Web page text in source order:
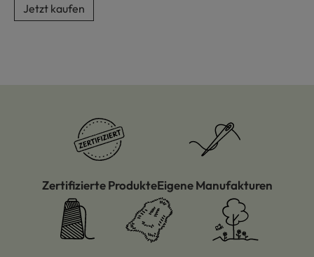
Jetzt kaufen
Zertifizierte ProdukteEigene Manufakturen